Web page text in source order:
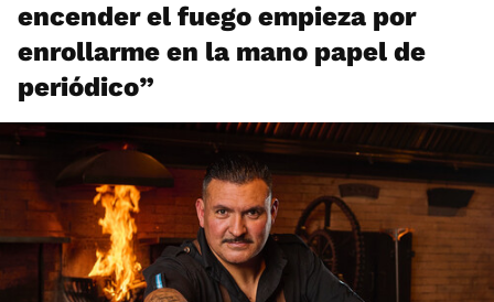
encender el fuego empieza por
enrollarme en la mano papel de
periódico”